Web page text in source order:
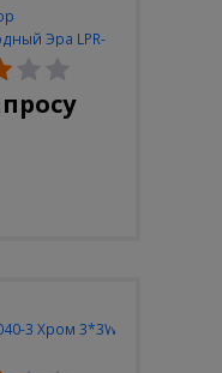
Эра LPR-
M
3 Хром 3*3W